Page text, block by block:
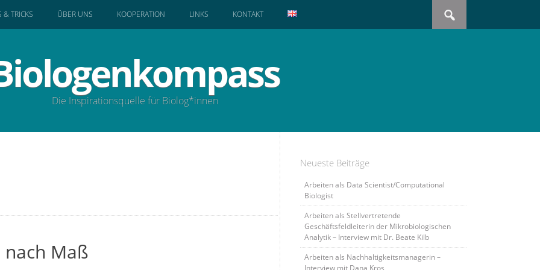
Search
for:
& TRICKS ÜBER UNS KOOPERATION LINKS KONTAKT
Die Inspirationsquelle für Biolog*innen
nach Maß
Neueste Beiträge
Arbeiten als Data Scientist/Computational
Biologist
Arbeiten als Stellvertretende
Geschäftsfeldleiterin der Mikrobiologischen
Analytik – Interview mit Dr. Beate Kilb
Arbeiten als Nachhaltigkeitsmanagerin –
Interview mit Dana Kros